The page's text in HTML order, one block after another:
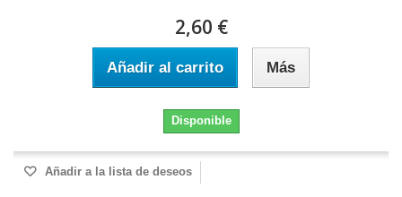
2,60 €
Añadir al carrito Más
Disponible
Añadir a la lista de deseos